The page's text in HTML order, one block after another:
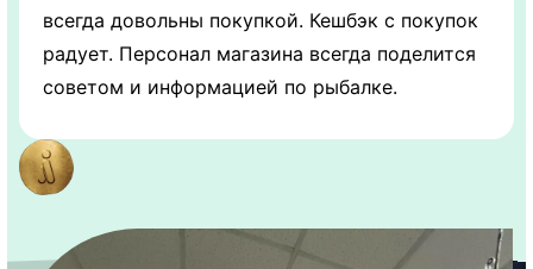
всегда довольны покупкой. Кешбэк с покупок
радует. Персонал магазина всегда поделится
советом и информацией по рыбалке.